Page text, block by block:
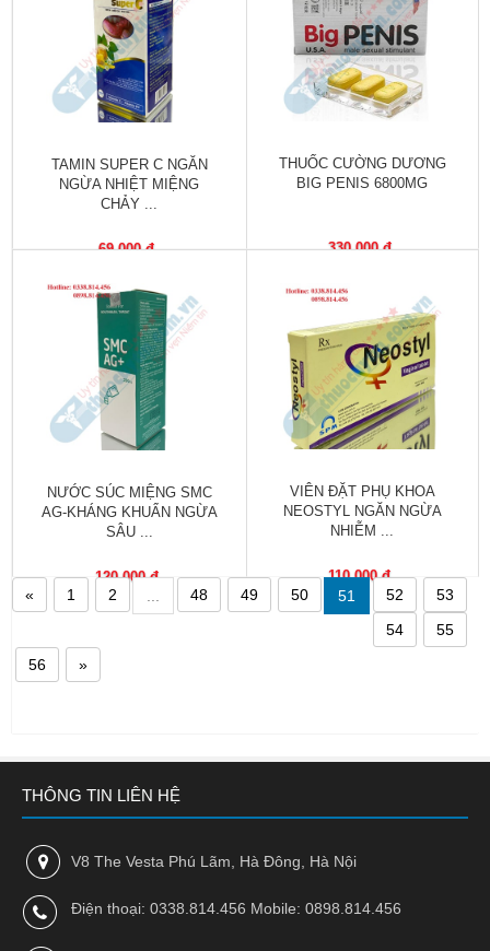
tức
Làm
đẹp
và
sức
Chăm
Bài
thuốc
hay
Kiến
thức
bệnh
sĩ
thuốc
hệ
TAMIN SUPER C NGĂN
NGỪA NHIỆT MIỆNG
CHẢY ...
69,000 đ
THUỐC CƯỜNG DƯƠNG
BIG PENIS 6800MG
330,000 đ
NƯỚC SÚC MIỆNG SMC
AG-KHÁNG KHUẨN NGỪA
SÂU ...
120,000 đ
VIÊN ĐẶT PHỤ KHOA
NEOSTYL NGĂN NGỪA
NHIỄM ...
110,000 đ
« 1 2 48 49 50 51 52
53
54
55
56
»
THÔNG TIN LIÊN HỆ
V8 The Vesta Phú Lãm, Hà Đông, Hà Nội
Điện thoại: 0338.814.456 Mobile: 0898.814.456